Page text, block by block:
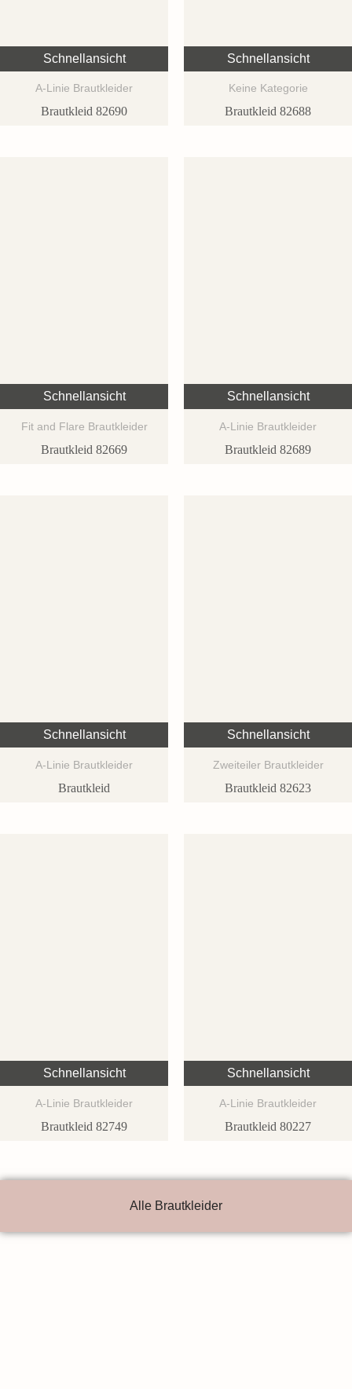
Schnellansicht
A-Linie Brautkleider
Brautkleid 82690
Schnellansicht
Keine Kategorie
Brautkleid 82688
Schnellansicht
Fit and Flare Brautkleider
Brautkleid 82669
Schnellansicht
A-Linie Brautkleider
Brautkleid 82689
Schnellansicht
A-Linie Brautkleider
Brautkleid
Schnellansicht
Zweiteiler Brautkleider
Brautkleid 82623
Schnellansicht
A-Linie Brautkleider
Brautkleid 82749
Schnellansicht
A-Linie Brautkleider
Brautkleid 80227
Alle Brautkleider